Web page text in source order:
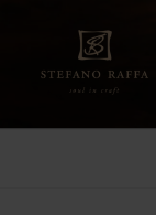
Stefano